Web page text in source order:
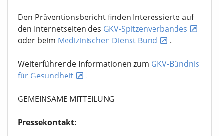
Den Präventionsbericht finden Interessierte auf
den Internetseiten des GKV-Spitzenverbandes
oder beim Medizinischen Dienst Bund .
Weiterführende Informationen zum GKV-Bündnis
für Gesundheit
.
GEMEINSAME MITTEILUNG
Pressekontakt: